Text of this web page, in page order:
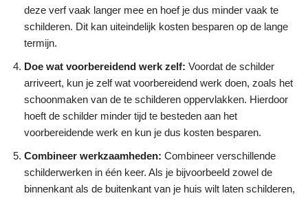
deze verf vaak langer mee en hoef je dus minder vaak te
schilderen. Dit kan uiteindelijk kosten besparen op de lange
termijn.
Doe wat voorbereidend werk zelf: Voordat de schilder
arriveert, kun je zelf wat voorbereidend werk doen, zoals het
schoonmaken van de te schilderen oppervlakken. Hierdoor
hoeft de schilder minder tijd te besteden aan het
voorbereidende werk en kun je dus kosten besparen.
Combineer werkzaamheden: Combineer verschillende
schilderwerken in één keer. Als je bijvoorbeeld zowel de
binnenkant als de buitenkant van je huis wilt laten schilderen,